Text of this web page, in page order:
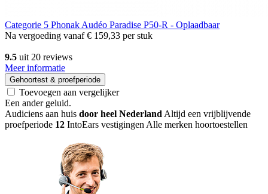
Categorie 5 Phonak Audéo Paradise P50-R - Oplaadbaar
Na vergoeding vanaf€ 159,33 per stuk
9.5 uit 20 reviews
Meer informatie
Gehoortest & proefperiode
Toevoegen aan vergelijker
Een ander geluid.
Audiciens aan huis door heel Nederland Altijd een vrijblijvende
proefperiode 12 IntoEars vestigingen Alle merken hoortoestellen